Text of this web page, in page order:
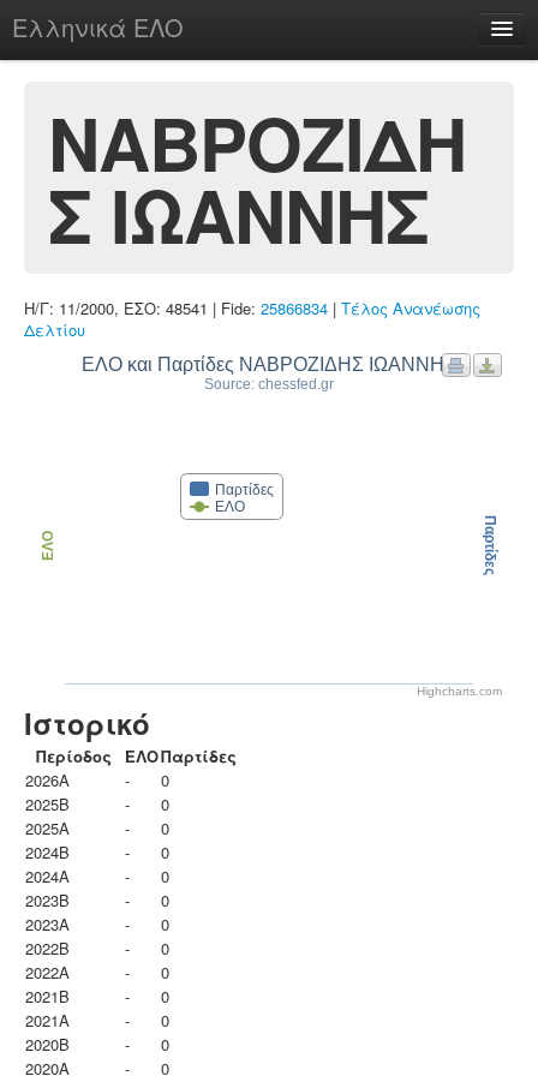
Ελληνικά ΕΛΟ
chesstu.be @ discord
Login
ΝΑΒΡΟΖΙΔΗ
Σ ΙΩΑΝΝΗΣ
Η/Γ: 11/2000, ΕΣΟ: 48541 | Fide: 25866834 | Τέλος Ανανέωσης
Δελτίου
ΕΛΟ και Παρτίδες ΝΑΒΡΟΖΙΔΗΣ ΙΩΑΝΝΗΣ
Source: chessfed.gr
Παρτίδες
ΕΛΟ
ΕΛΟ Παρτίδες
Highcharts.com
Ιστορικό
Περίοδος ΕΛΟΠαρτίδες
2026A
-
0
2025B
-
0
2025A
-
0
2024B
-
0
2024A
-
0
2023B
-
0
2023Α
-
0
2022B
-
0
2022A
-
0
2021B
-
0
2021A
-
0
2020B
-
0
2020A
- 0